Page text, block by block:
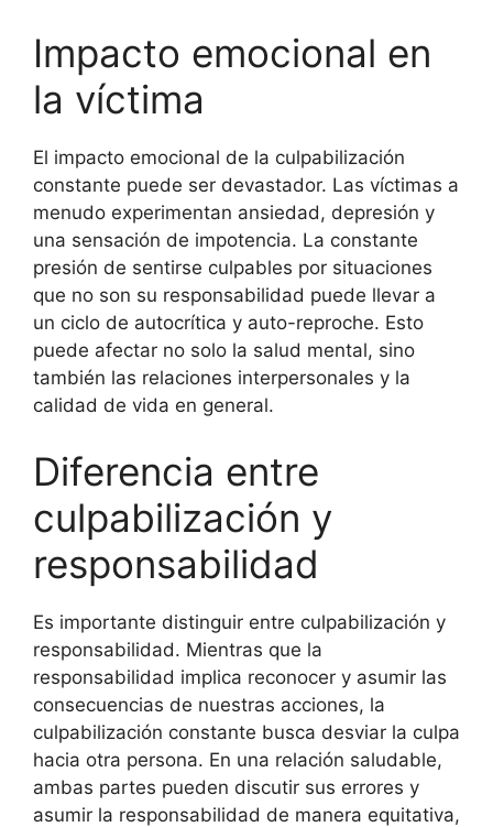
Impacto emocional en
la víctima
El impacto emocional de la culpabilización
constante puede ser devastador. Las víctimas a
menudo experimentan ansiedad, depresión y
una sensación de impotencia. La constante
presión de sentirse culpables por situaciones
que no son su responsabilidad puede llevar a
un ciclo de autocrítica y auto-reproche. Esto
puede afectar no solo la salud mental, sino
también las relaciones interpersonales y la
calidad de vida en general.
Diferencia entre
culpabilización y
responsabilidad
Es importante distinguir entre culpabilización y
responsabilidad. Mientras que la
responsabilidad implica reconocer y asumir las
consecuencias de nuestras acciones, la
culpabilización constante busca desviar la culpa
hacia otra persona. En una relación saludable,
ambas partes pueden discutir sus errores y
asumir la responsabilidad de manera equitativa,